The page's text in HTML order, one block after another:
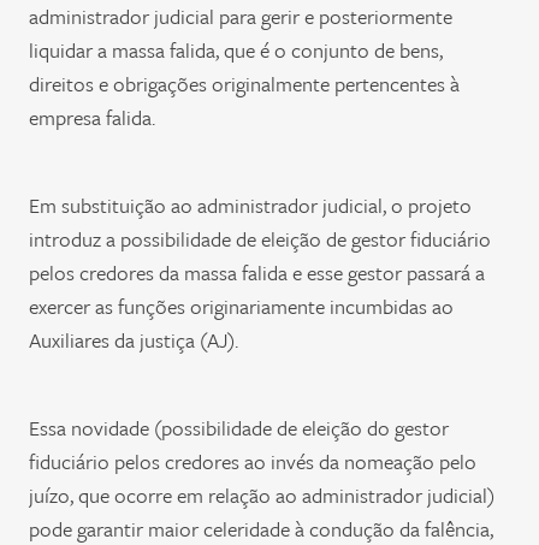
administrador judicial para gerir e posteriormente
liquidar a massa falida, que é o conjunto de bens,
direitos e obrigações originalmente pertencentes à
empresa falida.
Em substituição ao administrador judicial, o projeto
introduz a possibilidade de eleição de gestor fiduciário
pelos credores da massa falida e esse gestor passará a
exercer as funções originariamente incumbidas ao
Auxiliares da justiça (AJ).
Essa novidade (possibilidade de eleição do gestor
fiduciário pelos credores ao invés da nomeação pelo
juízo, que ocorre em relação ao administrador judicial)
pode garantir maior celeridade à condução da falência,